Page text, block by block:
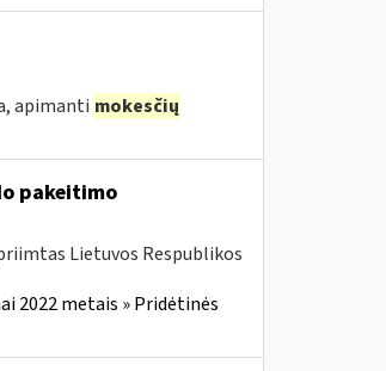
apimanti mokesčių
pakeitimo
Lietuvos Respublikos
2022 metais » Pridėtinės